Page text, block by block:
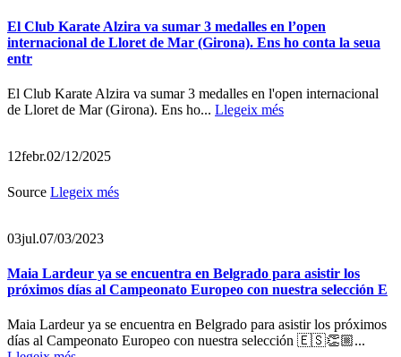
El Club Karate Alzira va sumar 3 medalles en l’open
internacional de Lloret de Mar (Girona). Ens ho conta la seua
entr
El Club Karate Alzira va sumar 3 medalles en l'open internacional
de Lloret de Mar (Girona). Ens ho... Llegeix més
12febr.02/12/2025
Source Llegeix més
03jul.07/03/2023
Maia Lardeur ya se encuentra en Belgrado para asistir los
próximos días al Campeonato Europeo con nuestra selección E
Maia Lardeur ya se encuentra en Belgrado para asistir los próximos
días al Campeonato Europeo con nuestra selección 🇪🇸👏🏼...